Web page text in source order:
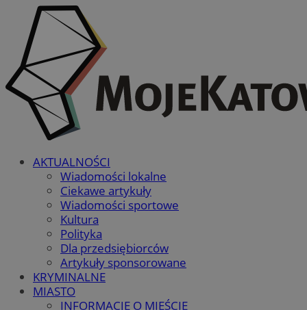
AKTUALNOŚCI
Wiadomości lokalne
Ciekawe artykuły
Wiadomości sportowe
Kultura
Polityka
Dla przedsiębiorców
Artykuły sponsorowane
KRYMINALNE
MIASTO
INFORMACJE O MIEŚCIE